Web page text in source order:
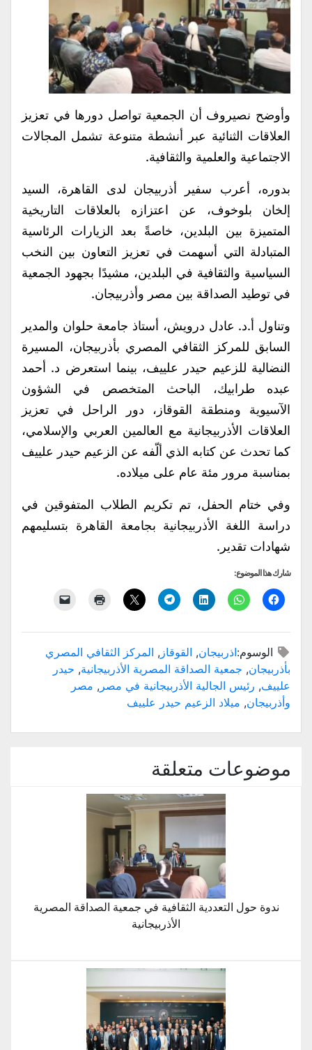
وأوضح نصيروف أن الجمعية تواصل دورها في تعزيز
العلاقات الثنائية عبر أنشطة متنوعة تشمل المجالات
الاجتماعية والعلمية والثقافية.
بدوره، أعرب سفير أذربيجان لدى القاهرة، السيد
إلخان بلوخوف، عن اعتزازه بالعلاقات التاريخية
المتميزة بين البلدين، خاصةً بعد الزيارات الرئاسية
المتبادلة التي أسهمت في تعزيز التعاون بين النخب
السياسية والثقافية في البلدين، مشيدًا بجهود الجمعية
في توطيد الصداقة بين مصر وأذربيجان.
وتناول أ.د. عادل درويش، أستاذ جامعة حلوان والمدير
السابق للمركز الثقافي المصري بأذربيجان، المسيرة
النضالية للزعيم حيدر علييف، بينما استعرض د. أحمد
عبده طرابيك، الباحث المتخصص في الشؤون
الآسيوية ومنطقة القوقاز، دور الراحل في تعزيز
العلاقات الأذربيجانية مع العالمين العربي والإسلامي،
كما تحدث عن كتابه الذي ألّفه عن الزعيم حيدر علييف
بمناسبة مرور مئة عام على ميلاده.
وفي ختام الحفل، تم تكريم الطلاب المتفوقين في
دراسة اللغة الأذربيجانية بجامعة القاهرة بتسليمهم
شهادات تقدير.
شارك هذا الموضوع:
الوسوم:اذربيجان, القوقاز , المركز الثقافي المصري
بأذربيجان, جمعية الصداقة المصرية الأذربيجانية, حيدر
علييف, رئيس الجالية الأذربيجانية في مصر , مصر
وأذربيجان, ميلاد الزعيم حيدر علييف
موضوعات متعلقة
ندوة حول التعددية الثقافية في جمعية الصداقة المصرية
الأذربيجانية